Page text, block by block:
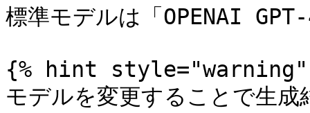
標準モデルは「OPENAI
{% hint style="warning"
モデルを変更することで生